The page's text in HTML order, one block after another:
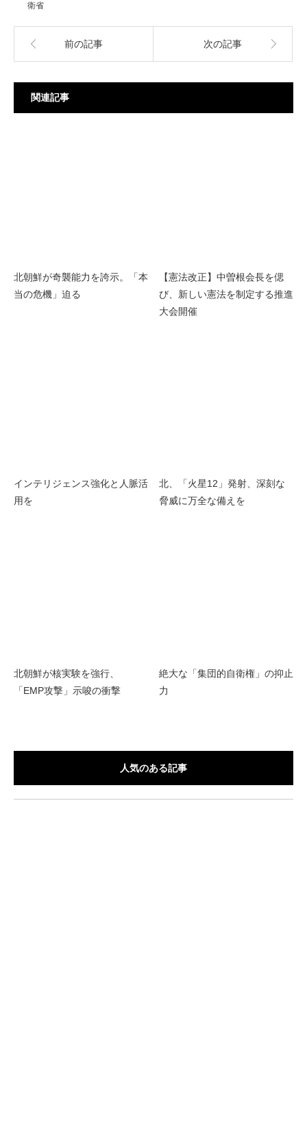
衛省
前の記事 次の記事
関連記事
北朝鮮が奇襲能力を誇示。「本
当の危機」迫る
【憲法改正】中曽根会長を偲
び、新しい憲法を制定する推進
大会開催
インテリジェンス強化と人脈活
用を
北、「火星12」発射、深刻な
脅威に万全な備えを
北朝鮮が核実験を強行、
「EMP攻撃」示唆の衝撃
絶大な「集団的自衛権」の抑止
力
人気のある記事